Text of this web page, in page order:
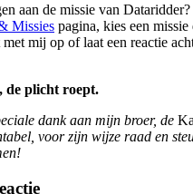
aan de missie van Dataridder?
Missies pagina, kies een
met mij op of laat een reactie
de plicht roept.
dank aan mijn broer, de
voor zijn wijze raad en